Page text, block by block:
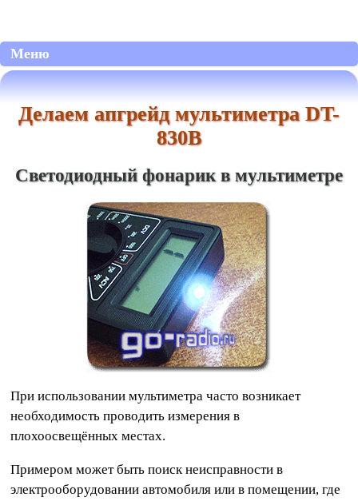
Меню
Делаем апгрейд мультиметра DT-
830B
Светодиодный фонарик в мультиметре
При использовании мультиметра часто возникает
необходимость проводить измерения в
плохоосвещённых местах.
Примером может быть поиск неисправности в
электрооборудовании автомобиля или в помещении, где